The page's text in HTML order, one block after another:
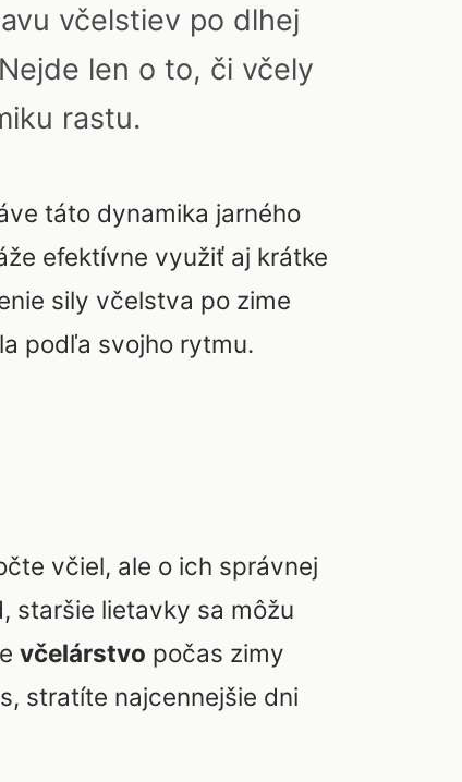
včelstiev po dlhej
len o to, či včely
rastu.
táto dynamika jarného
efektívne využiť aj krátke
sily včelstva po zime
podľa svojho rytmu.
včiel, ale o ich správnej
staršie lietavky sa môžu
včelárstvo počas zimy
stratíte najcennejšie dni